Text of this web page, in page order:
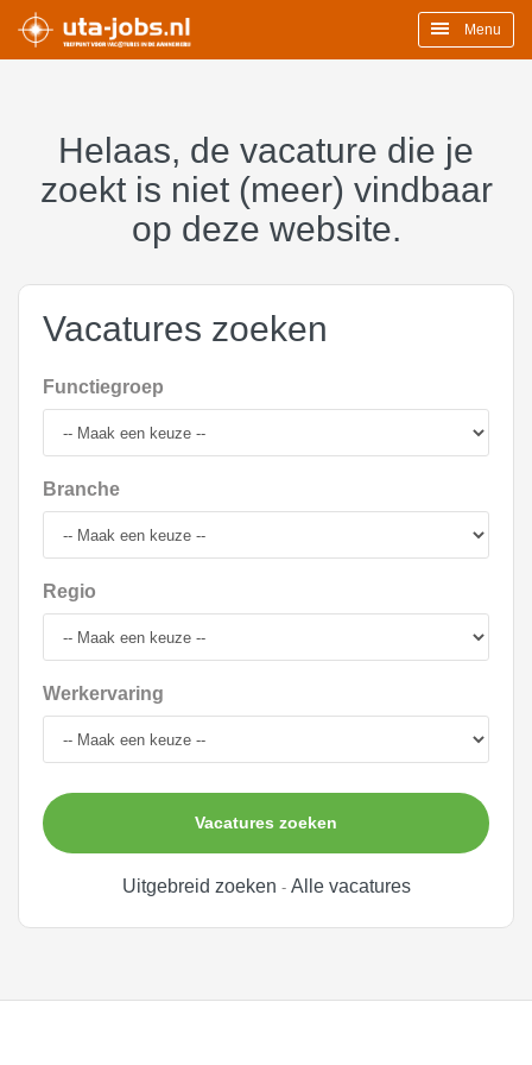
Menu
Helaas, de vacature die je
zoekt is niet (meer) vindbaar
op deze website.
Vacatures zoeken
Functiegroep
Branche
Regio
Werkervaring
Vacatures zoeken
Uitgebreid zoeken - Alle vacatures